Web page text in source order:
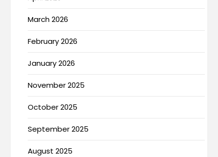
March 2026
February 2026
January 2026
November 2025
October 2025
September 2025
August 2025